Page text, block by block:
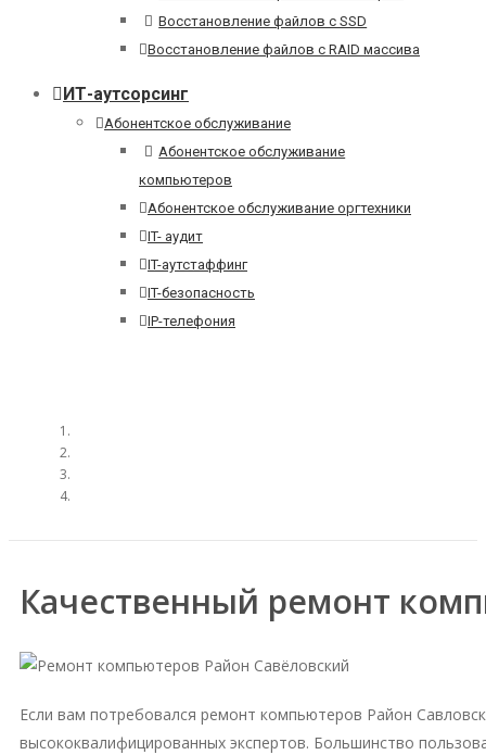
Восстановление файлов с SSD
Восстановление файлов с RAID массива
ИТ-аутсорсинг
Абонентское обслуживание
Абонентское обслуживание
компьютеров
Абонентское обслуживание оргтехники
IT- аудит
IT-аутстаффинг
IT-безопасность
IP-телефония
Качественный ремонт
Если вам потребовался ремонт компьютеров Район
высококвалифицированных экспертов. Большинство